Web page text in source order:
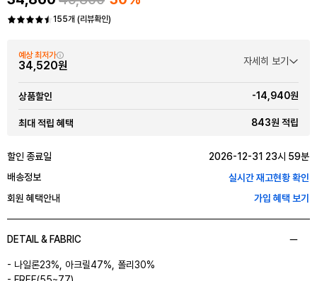
155개 (리뷰확인)
예상 최저가
34,520원 자세히 보기
상품할인 -14,940원
최대 적립 혜택 843원 적립
할인 종료일
2026-12-31 23시 59분
배송정보
실시간 재고현황 확인
회원 혜택안내
가입 혜택 보기
DETAIL & FABRIC
- 나일론23%, 아크릴47%, 폴리30%